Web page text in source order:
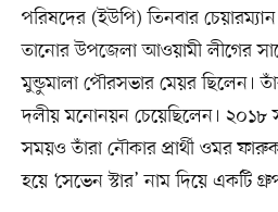
পরিষদের (ইউপি) তিনবার
তানোর উপজেলা আওয়ামী লীগের
মুন্ডুমালা পৌরসভার মেয়র ছিলেন।
দলীয় মনোনয়ন চেয়েছিলেন। ২০১৮
সময়ও তাঁরা নৌকার প্রার্থী ওমর
হয়ে ‘সেভেন স্টার’ নাম দিয়ে একটি